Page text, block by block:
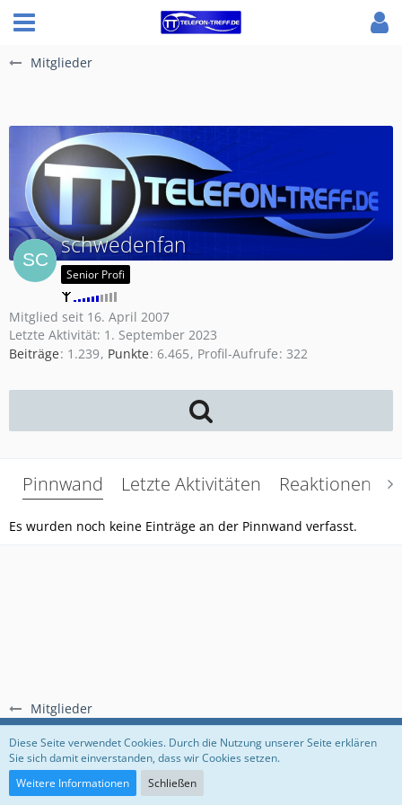
Mitglieder
Mitglieder
schwedenfan
Senior Profi
Mitglied seit 16. April 2007
Letzte Aktivität: 1. September 2023
Beiträge 1.239 Punkte 6.465 Profil-Aufrufe 322
Pinnwand Letzte Aktivitäten Reaktionen
Es wurden noch keine Einträge an der Pinnwand verfasst.
Regeln Datenschutzerklärung Impressum
Community-Software:
Diese Seite verwendet Cookies. Durch die Nutzung unserer Seite erklären
Sie sich damit einverstanden, dass wir Cookies setzen.
Weitere Informationen
Schließen